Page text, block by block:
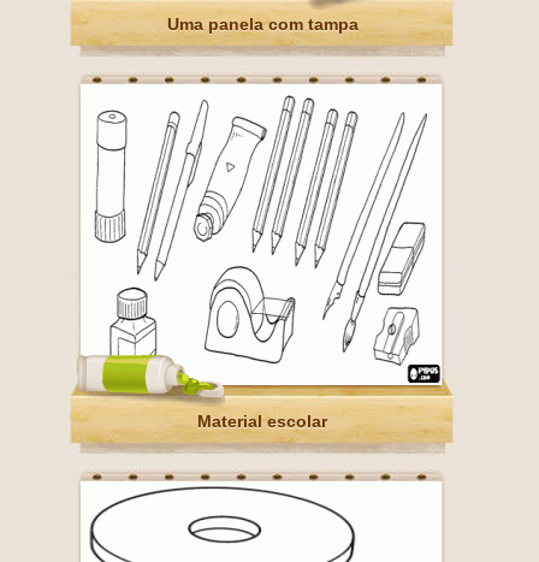
Uma panela com tampa
Material escolar